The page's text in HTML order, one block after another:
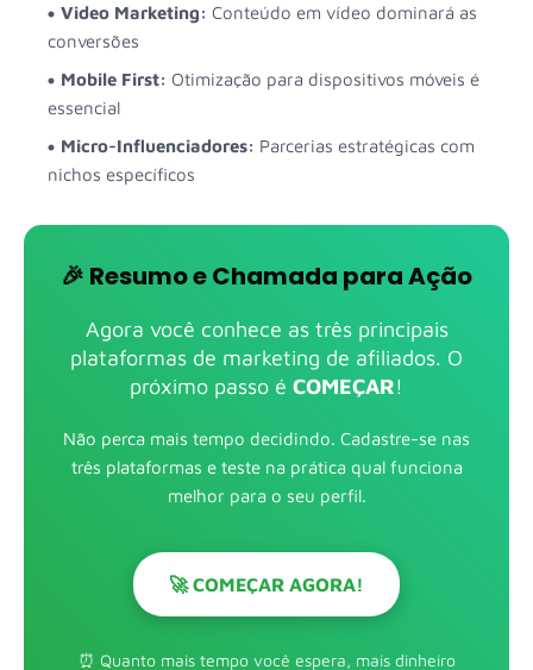
Video Marketing: Conteúdo em vídeo dominará as
conversões
Mobile First: Otimização para dispositivos móveis é
essencial
Micro-Influenciadores: Parcerias estratégicas com
nichos específicos
🎉 Resumo e Chamada para Ação
Agora você conhece as três principais
plataformas de marketing de afiliados. O
próximo passo é COMEÇAR!
Não perca mais tempo decidindo. Cadastre-se nas
três plataformas e teste na prática qual funciona
melhor para o seu perfil.
🚀 COMEÇAR AGORA!
⏰ Quanto mais tempo você espera, mais dinheiro